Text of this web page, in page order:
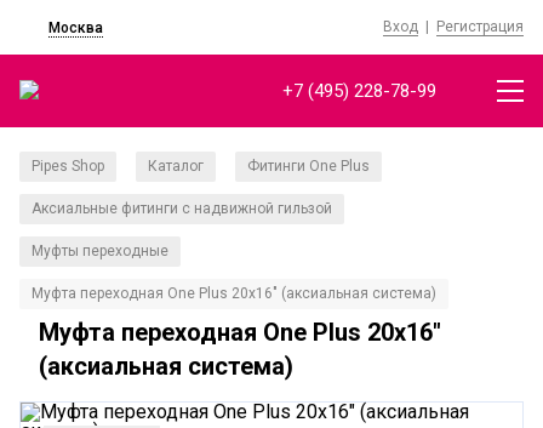
Москва Вход | Регистрация
+7 (495) 228-78-99
Pipes Shop Каталог Фитинги One Plus
Аксиальные фитинги с надвижной гильзой
Муфты переходные
Муфта переходная One Plus 20x16" (аксиальная система)
Муфта переходная One Plus 20x16"
(аксиальная система)